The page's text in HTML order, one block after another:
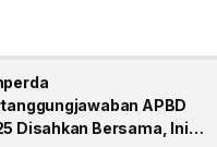
APBD
Disahkan Bersama, Ini